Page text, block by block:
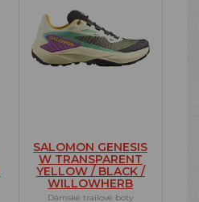
SALOMON GENESIS
W TRANSPARENT
YELLOW / BLACK /
WILLOWHERB
Dámské trailové boty